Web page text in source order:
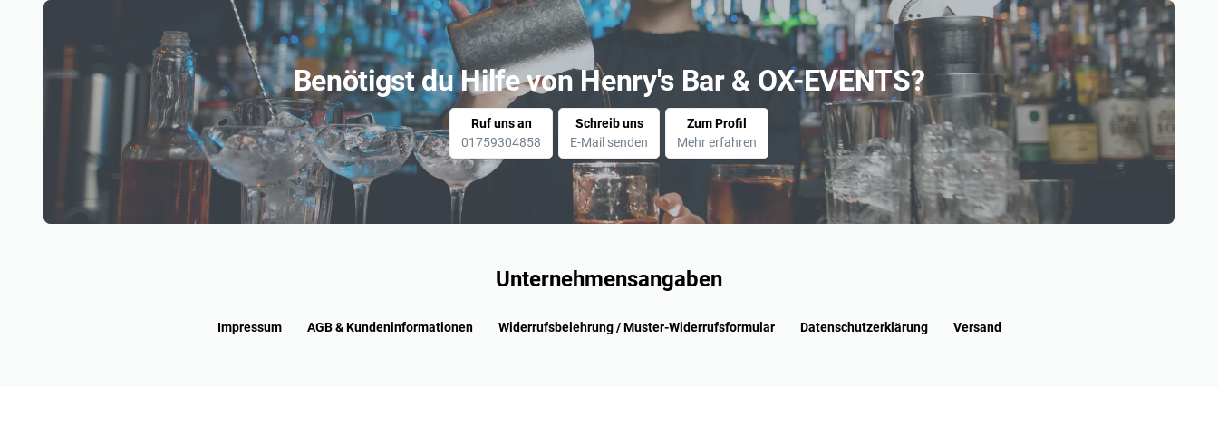
Benötigst du Hilfe von Henry's Bar & OX-EVENTS?
Ruf uns an
01759304858
Schreib uns
E-Mail senden
Zum Profil
Mehr erfahren
Unternehmensangaben
Impressum AGB & Kundeninformationen Widerrufsbelehrung / Muster-Widerrufsformular Datenschutzerklärung Versand